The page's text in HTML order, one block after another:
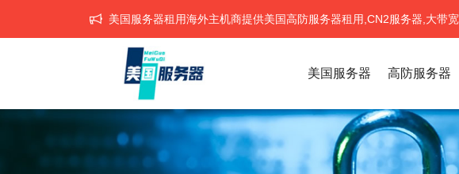
美国服务器租用海外主机商提供美国高防服务器租用,CN2服务器,大带
美国服务器 高防服务器